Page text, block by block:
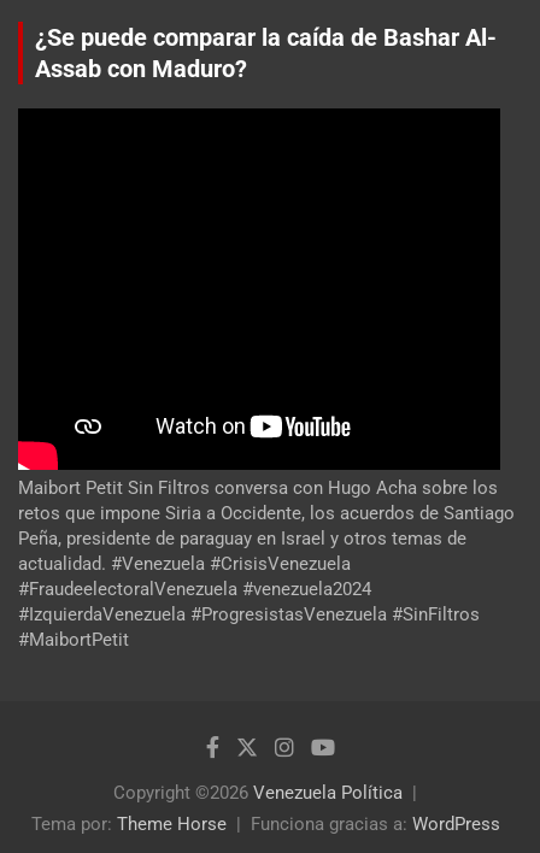
¿Se puede comparar la caída de Bashar Al-
Assab con Maduro?
Maibort Petit Sin Filtros conversa con Hugo Acha sobre los
retos que impone Siria a Occidente, los acuerdos de Santiago
Peña, presidente de paraguay en Israel y otros temas de
actualidad. #Venezuela #CrisisVenezuela
#FraudeelectoralVenezuela #venezuela2024
#IzquierdaVenezuela #ProgresistasVenezuela #SinFiltros
#MaibortPetit
Copyright ©2026 Venezuela Política
Tema por: Theme Horse Funciona gracias a: WordPress